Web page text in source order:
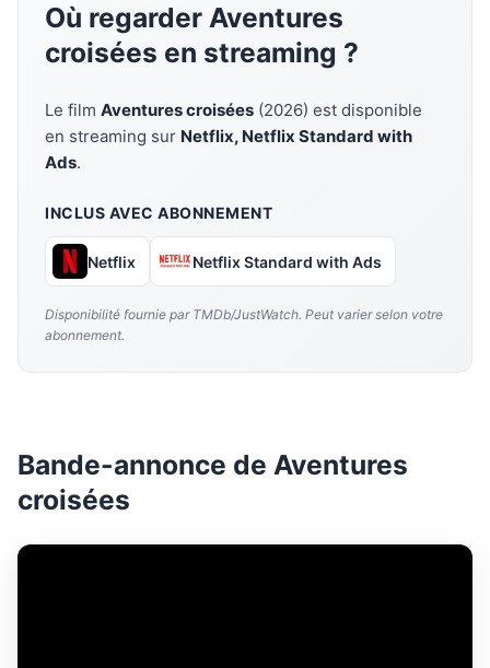
Où regarder Aventures
croisées en streaming ?
Le film Aventures croisées (2026) est disponible
en streaming sur Netflix, Netflix Standard with
Ads.
INCLUS AVEC ABONNEMENT
Netflix Netflix Standard with Ads
Disponibilité fournie par TMDb/JustWatch. Peut varier selon votre
abonnement.
Bande-annonce de Aventures
croisées